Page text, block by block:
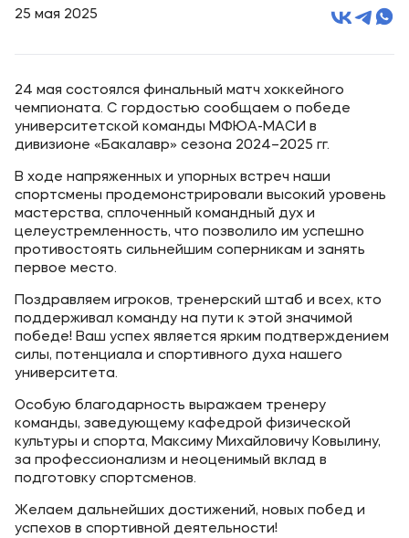
25 мая 2025
24 мая состоялся финальный матч хоккейного
чемпионата. С гордостью сообщаем о победе
университетской команды МФЮА-МАСИ в
дивизионе «Бакалавр» сезона 2024–2025 гг.
В ходе напряженных и упорных встреч наши
спортсмены продемонстрировали высокий уровень
мастерства, сплоченный командный дух и
целеустремленность, что позволило им успешно
противостоять сильнейшим соперникам и занять
первое место.
Поздравляем игроков, тренерский штаб и всех, кто
поддерживал команду на пути к этой значимой
победе! Ваш успех является ярким подтверждением
силы, потенциала и спортивного духа нашего
университета.
Особую благодарность выражаем тренеру
команды, заведующему кафедрой физической
культуры и спорта, Максиму Михайловичу Ковылину,
за профессионализм и неоценимый вклад в
подготовку спортсменов.
Желаем дальнейших достижений, новых побед и
успехов в спортивной деятельности!